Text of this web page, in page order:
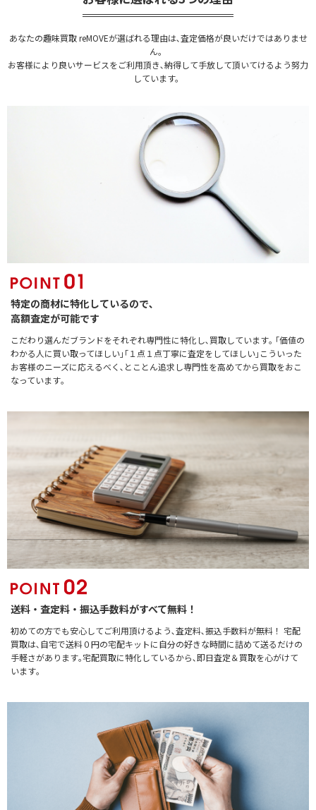
あなたの趣味買取 reMOVEが選ばれる理由は､査定価格が良いだけではありませ
ん。
お客様により良いサービスをご利用頂き､納得して手放して頂いてけるよう努力
しています。
特定の商材に特化しているので､
高額査定が可能です
こだわり選んだブランドをそれぞれ専門性に特化し､買取しています｡ ｢価値の
わかる人に買い取ってほしい｣｢１点１点丁寧に査定をしてほしい｣こういった
お客様のニーズに応えるべく､とことん追求し専門性を高めてから買取をおこ
なっています｡
送料・査定料・振込手数料がすべて無料！
初めての方でも安心してご利用頂けるよう､査定料､振込手数料が無料！ 宅配
買取は､自宅で送料０円の宅配キットに自分の好きな時間に詰めて送るだけの
手軽さがあります｡宅配買取に特化しているから､即日査定＆買取を心がけて
います｡